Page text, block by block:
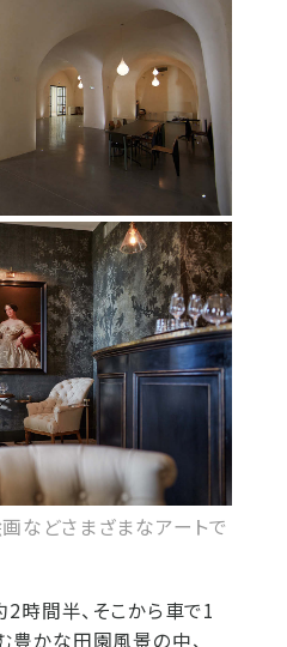
などさまざまなアートで
時間半、そこから車で1
豊かな田園風景の中、